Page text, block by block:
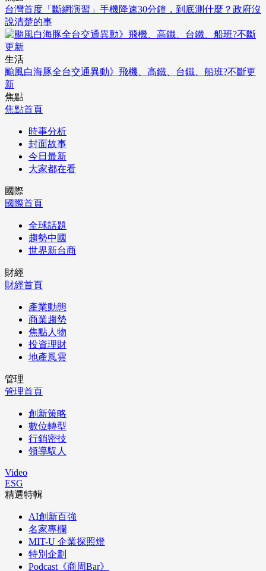
台灣首度「斷網演習」手機降速30分鐘，到底測什麼？政府沒
說清楚的事
生活
颱風白海豚全台交通異動》飛機、高鐵、台鐵、船班?不斷更
新
焦點
焦點首頁
時事分析
封面故事
今日最新
大家都在看
國際
國際首頁
全球話題
趨勢中國
世界新台商
財經
財經首頁
產業動態
商業趨勢
焦點人物
投資理財
地產風雲
管理
管理首頁
創新策略
數位轉型
行銷密技
領導馭人
Video
ESG
精選特輯
AI創新百強
名家專欄
MIT-U 企業探照燈
特別企劃
Podcast《商周Bar》